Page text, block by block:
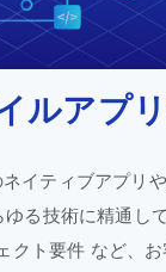
ルアプリ
ネイティブアプリや
ゆる技術に精通し
クト要件 など、